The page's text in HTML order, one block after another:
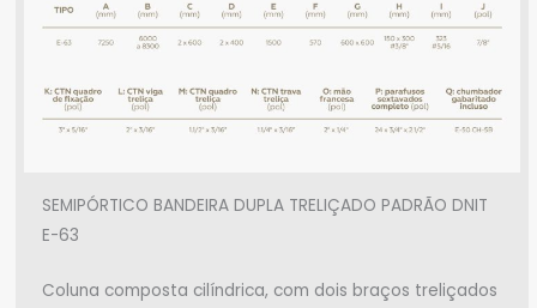
SEMIPÓRTICO BANDEIRA DUPLA TRELIÇADO PADRÃO DNIT
E-63
Coluna composta cilíndrica, com dois braços treliçados